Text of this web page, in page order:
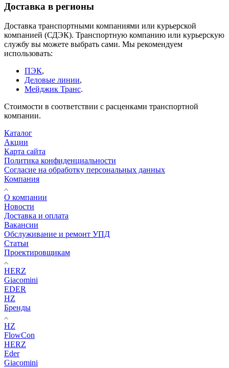
Доставка в регионы
Доставка транспортными компаниями или курьерской
компанией (СДЭК). Транспортную компанию или курьерскую
службу вы можете выбрать сами. Мы рекомендуем
использовать:
ПЭК,
Деловые линии,
Мейджик Транс.
Стоимости в соответствии с расценками транспортной
компании.
Каталог
Акции
Карта сайта
Политика конфиденциальности
Согласие на обработку персональных данных
Компания
О компании
Новости
Доставка и оплата
Вакансии
Обслуживание и ремонт УПД
Статьи
Проектировщикам
HERZ
Giacomini
EDER
HZ
Бренды
HZ
FlowCon
HERZ
Eder
Giacomini